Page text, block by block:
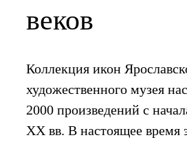
веков
Коллекция икон
художественного музея
2000 произведений с
ХХ вв. В настоящее время